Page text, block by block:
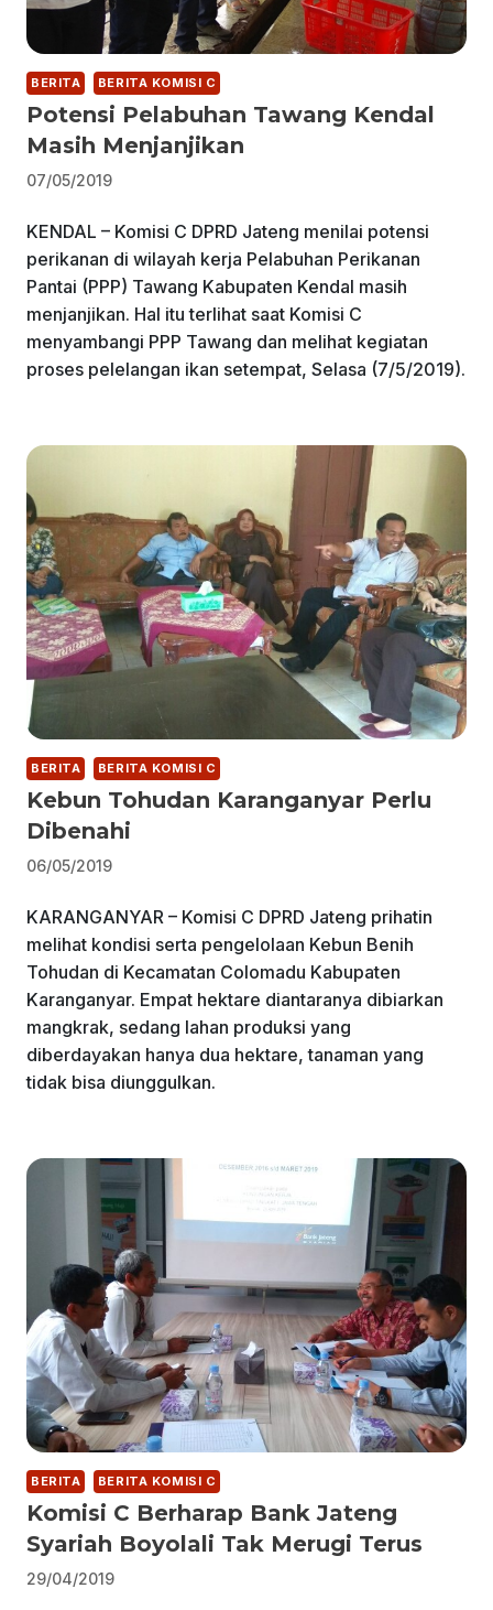
BERITA BERITA KOMISI C
Potensi Pelabuhan Tawang Kendal
Masih Menjanjikan
07/05/2019
KENDAL – Komisi C DPRD Jateng menilai potensi
perikanan di wilayah kerja Pelabuhan Perikanan
Pantai (PPP) Tawang Kabupaten Kendal masih
menjanjikan. Hal itu terlihat saat Komisi C
menyambangi PPP Tawang dan melihat kegiatan
proses pelelangan ikan setempat, Selasa (7/5/2019).
BERITA BERITA KOMISI C
Kebun Tohudan Karanganyar Perlu
Dibenahi
06/05/2019
KARANGANYAR – Komisi C DPRD Jateng prihatin
melihat kondisi serta pengelolaan Kebun Benih
Tohudan di Kecamatan Colomadu Kabupaten
Karanganyar. Empat hektare diantaranya dibiarkan
mangkrak, sedang lahan produksi yang
diberdayakan hanya dua hektare, tanaman yang
tidak bisa diunggulkan.
BERITA BERITA KOMISI C
Komisi C Berharap Bank Jateng
Syariah Boyolali Tak Merugi Terus
29/04/2019